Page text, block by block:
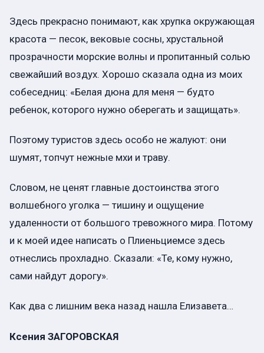
Здесь прекрасно понимают, как хрупка окружающая
красота — песок, вековые сосны, хрустальной
прозрачности морские волны и пропитанный солью
свежайший воздух. Хорошо сказала одна из моих
собеседниц: «Белая дюна для меня — будто
ребенок, которого нужно оберегать и защищать».
Поэтому туристов здесь особо не жалуют: они
шумят, топчут нежные мхи и траву.
Словом, не ценят главные достоинства этого
волшебного уголка — тишину и ощущение
удаленности от большого тревожного мира. Потому
и к моей идее написать о Плиеньциемсе здесь
отнеслись прохладно. Сказали: «Те, кому нужно,
сами найдут дорогу».
Как два с лишним века назад нашла Елизавета…
Ксения ЗАГОРОВСКАЯ